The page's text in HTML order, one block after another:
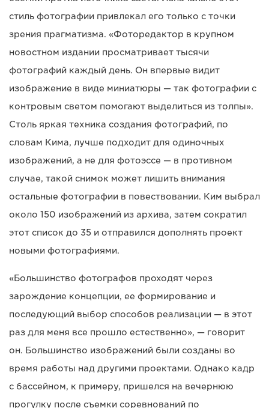
стиль фотографии привлекал его только с точки
зрения прагматизма. «Фоторедактор в крупном
новостном издании просматривает тысячи
фотографий каждый день. Он впервые видит
изображение в виде миниатюры — так фотографии с
контровым светом помогают выделиться из толпы».
Столь яркая техника создания фотографий, по
словам Кима, лучше подходит для одиночных
изображений, а не для фотоэссе — в противном
случае, такой снимок может лишить внимания
остальные фотографии в повествовании. Ким выбрал
около 150 изображений из архива, затем сократил
этот список до 35 и отправился дополнять проект
новыми фотографиями.
«Большинство фотографов проходят через
зарождение концепции, ее формирование и
последующий выбор способов реализации — в этот
раз для меня все прошло естественно», — говорит
он. Большинство изображений были созданы во
время работы над другими проектами. Однако кадр
с бассейном, к примеру, пришелся на вечернюю
прогулку после съемки соревнований по